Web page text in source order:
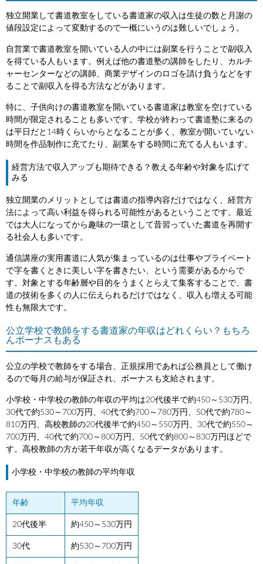
独立開業して書道教室をしている書道家の収入は生徒の数と月謝の
値段設定によって変動するので一概にいうのは難しいでしょう。
自営業で書道教室を開いている人の中には副業を行うことで副収入
を得ている人もいます。例えば他の書道塾の講師をしたり、カルチ
ャーセンターなどの講師、商業デザインのロゴを請け負うなどをす
ることで副収入を得る方法などがあります。
特に、子供向けの書道教室を開いている書道家は教室を空けている
時間が限定されることも多いです。学校が終わって書道塾に来るの
は平日だと14時くらいからとなることが多く、教室が開いていない
時間を作品制作に充てたり、副業をする時間に充てる人もいます。
経営方法で収入アップも期待できる？教える年齢や対象を広げて
みる
独立開業のメリットとしては書道の指導内容だけではなく、経営方
法によって高い利益を得られる可能性があるということです。最近
では大人になってから趣味の一環として昔習っていた書道を再開す
る社会人も多いです。
通信講座の実用書道に人気が集まっているのは仕事やプライベート
で字を書くときに美しい字を書きたい、という需要があるからで
す。対象とする年齢層や目的をうまくとらえて集客することで、書
道の技術を多くの人に伝えられるだけではなく、収入も増える可能
性も無限大です。
公立学校で教師をする書道家の年収はどれくらい？もちろ
んボーナスもある
公立の学校で教師をする場合、正規採用であれば公務員として働け
るので毎月の給与が保証され、ボーナスも支給されます。
小学校・中学校の教師の年収の平均は20代後半で約450～530万円、
30代で約530～700万円、40代で約700～780万円、50代で約780～
810万円、高校教師の20代後半で約450～550万円、30代で約550～
700万円、40代で約700～800万円、50代で約800～830万円ほどで
す。高校教師の方が若干年収が高くなるデータがあります。
小学校・中学校の教師の平均年収
年齢 平均年収
20代後半 約450～530万円
30代 約530～700万円